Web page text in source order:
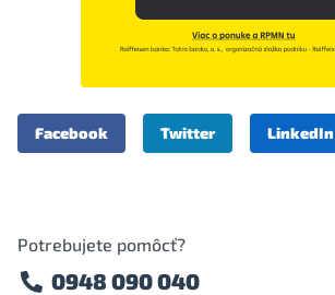
Facebook Twitter LinkedIn
Potrebujete pomôcť?
0948 090 040